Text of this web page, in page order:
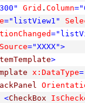
Grid . Column
="listView1"
="XXXX">
>
x:DataType
<CheckBox